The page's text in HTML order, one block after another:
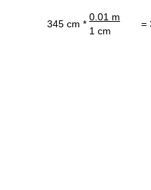
345 cm *
0.01 m
=
1 cm